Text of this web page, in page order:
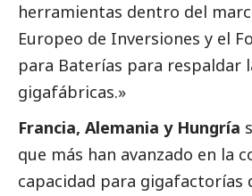
herramientas dentro del
Europeo de Inversiones y el
para Baterías para respaldar
gigafábricas.»
Francia, Alemania y Hungría
que más han avanzado en la
capacidad para gigafactorías